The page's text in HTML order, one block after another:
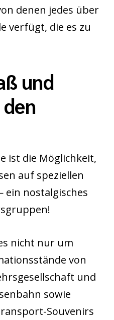
denen jedes über
verfügt, die es zu
und
ist die Möglichkeit,
auf speziellen
nostalgisches
nicht nur um
von
und
sowie
Souvenirs